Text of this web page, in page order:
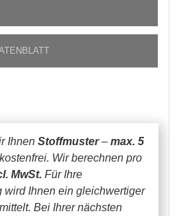
Ihnen Stoffmuster– max. 5
Wir berechnen pro
MwSt. Für Ihre
wird Ihnen ein gleichwertiger
Bei Ihrer nächsten